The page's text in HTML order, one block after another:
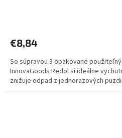
€8,84
So súpravou 3 opakovane
InnovaGoods Redol si ideálne
znižuje odpad z jednorazových